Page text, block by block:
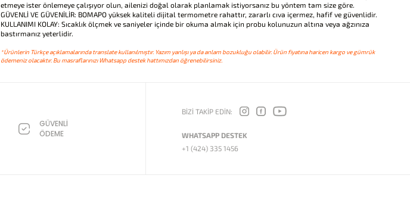
etmeye ister önlemeye çalışıyor olun, ailenizi doğal olarak planlamak istiyorsanız bu yöntem tam size göre.
GÜVENLİ VE GÜVENİLİR: BOMAPO yüksek kaliteli dijital termometre rahattır, zararlı cıva içermez, hafif ve güvenlidir.
KULLANIMI KOLAY: Sıcaklık ölçmek ve saniyeler içinde bir okuma almak için probu kolunuzun altına veya ağzınıza
bastırmanız yeterlidir.
*Ürünlerin Türkçe açıklamalarında translate kullanılmıştır. Yazım yanlışı ya da anlam bozukluğu olabilir. Ürün fiyatına haricen kargo ve gümrük
ödemeniz olacaktır. Bu masraflarınızı Whatsapp destek hattımızdan öğrenebilirsiniz.
GÜVENLİ
ÖDEME
BİZİ TAKİP EDİN:
WHATSAPP DESTEK
+1 (424) 335 1456